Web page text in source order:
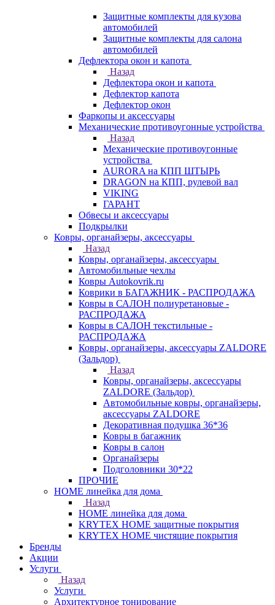
Защитные комплекты для кузова
автомобилей
Защитные комплекты для салона
автомобилей
Дефлектора окон и капота
Назад
Дефлектора окон и капота
Дефлектор капота
Дефлектор окон
Фаркопы и аксессуары
Механические противоугонные устройства
Назад
Механические противоугонные
устройства
AURORA на КПП ШТЫРЬ
DRAGON на КПП, рулевой вал
VIKING
ГАРАНТ
Обвесы и аксессуары
Подкрылки
Ковры, органайзеры, аксессуары
Назад
Ковры, органайзеры, аксессуары
Автомобильные чехлы
Ковры Autokovrik.ru
Коврики в БАГАЖНИК - РАСПРОДАЖА
Ковры в САЛОН полиуретановые -
РАСПРОДАЖА
Ковры в САЛОН текстильные -
РАСПРОДАЖА
Ковры, органайзеры, аксессуары ZALDORE
(Зальдор)
Назад
Ковры, органайзеры, аксессуары
ZALDORE (Зальдор)
Автомобильные ковры, органайзеры,
аксессуары ZALDORE
Декоративная подушка 36*36
Ковры в багажник
Ковры в салон
Органайзеры
Подголовники 30*22
ПРОЧИЕ
HOME линейка для дома
Назад
HOME линейка для дома
KRYTEX HOME защитные покрытия
KRYTEX HOME чистящие покрытия
Бренды
Акции
Услуги
Назад
Услуги
Архитектурное тонирование